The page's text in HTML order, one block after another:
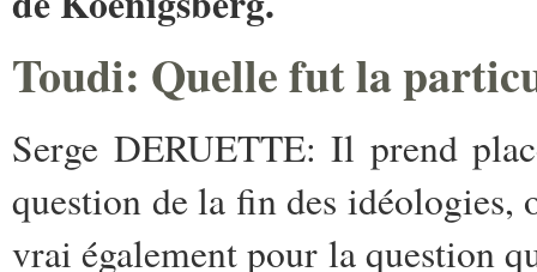
Toudi: Quelle fut la
Serge DERUETTE: Il prend
question de la fin des idéologies,
vrai également pour la question